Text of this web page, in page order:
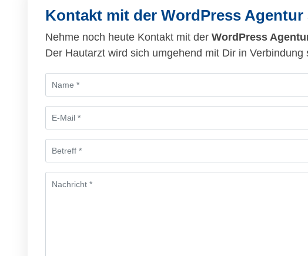
Kontakt mit der WordPress Agentur
Nehme noch heute Kontakt mit der WordPress
Der Hautarzt wird sich umgehend mit Dir in Verbindung